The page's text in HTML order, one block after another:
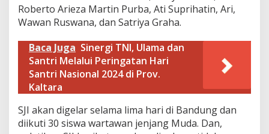
Roberto Arieza Martin Purba, Ati Suprihatin, Ari,
Wawan Ruswana, dan Satriya Graha.
Baca Juga Sinergi TNI, Ulama dan
Santri Melalui Peringatan Hari
Santri Nasional 2024 di Prov.
Kaltara
SJI akan digelar selama lima hari di Bandung dan
diikuti 30 siswa wartawan jenjang Muda. Dan,